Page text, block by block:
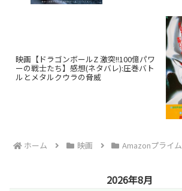
映画【ドラゴンボールZ 激突!!100億パワ
ーの戦士たち】感想(ネタバレ):圧巻バト
ルとメタルクウラの脅威
ホーム 映画 Amazonプライム
2026年8月